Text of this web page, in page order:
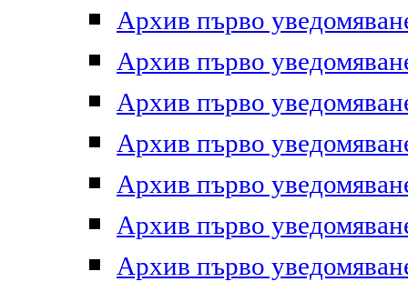
Архив първо
Архив първо
Архив първо
Архив първо
Архив първо
Архив първо
Архив първо